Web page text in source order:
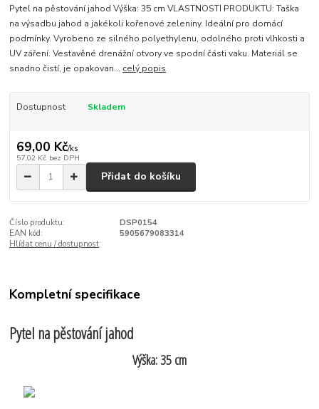
Pytel na pěstování jahod Výška: 35 cm VLASTNOSTI PRODUKTU: Taška
na výsadbu jahod a jakékoli kořenové zeleniny. Ideální pro domácí
podmínky. Vyrobeno ze silného polyethylenu, odolného proti vlhkosti a
UV záření. Vestavěné drenážní otvory ve spodní části vaku. Materiál se
snadno čistí, je opakovan... celý popis
Dostupnost Skladem
69,00 Kč/ks
57,02 Kč bez DPH
Přidat do košíku
Číslo produktu:
DSP0154
EAN kód:
5905679083314
Hlídat cenu / dostupnost
Kompletní specifikace
Pytel na pěstování jahod
Výška: 35 cm